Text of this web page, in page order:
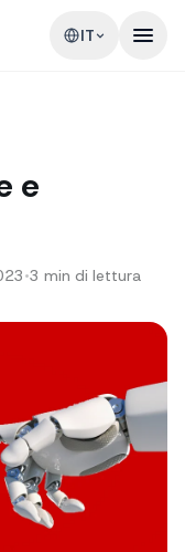
IT
e
•3 min di lettura